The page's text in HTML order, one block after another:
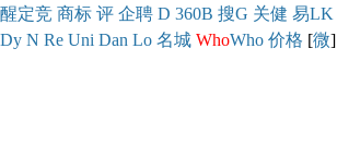
醒定竞 商标 评 企聘 D 360B 搜G 关健 易LK
Dy N Re Uni Dan Lo 名城 WhoWho 价格 [微]